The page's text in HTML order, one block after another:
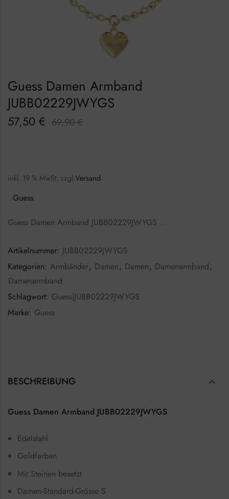
Guess Damen Armband
JUBB02229JWYGS
57,50 € 69,90€
inkl. 19 % MwSt. zzgl.Versand
Guess
Guess Damen Armband JUBB02229JWYGS …
Artikelnummer: JUBB02229JWYGS
Kategorien: Armbänder, Damen, Damen, Damenarmband,
Damenarmband
Schlagwort: Guess|JUBB02229JWYGS
Marke: Guess
BESCHREIBUNG
Guess Damen Armband JUBB02229JWYGS
Edelstahl
Goldfarben
Mit Steinen besetzt
Damen-Standard-Grösse S